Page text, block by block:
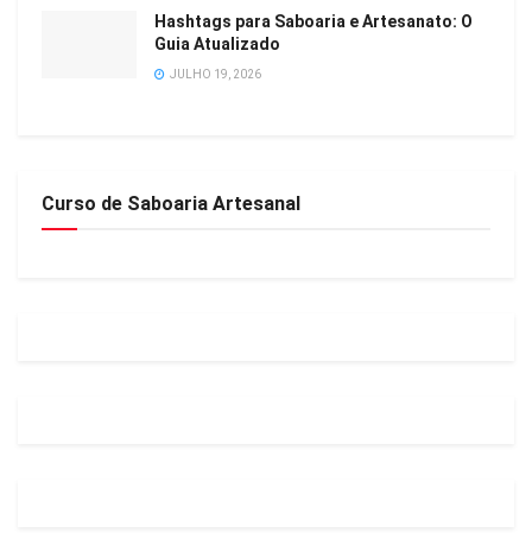
Hashtags para Saboaria e Artesanato: O
Guia Atualizado
JULHO 19, 2026
Curso de Saboaria Artesanal